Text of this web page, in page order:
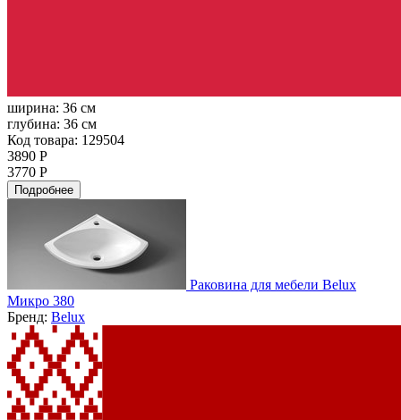
ширина: 36 см
глубина: 36 см
Код товара: 129504
3890 Р
3770 Р
Подробнее
Раковина для мебели Belux
Микро 380
Бренд: Belux